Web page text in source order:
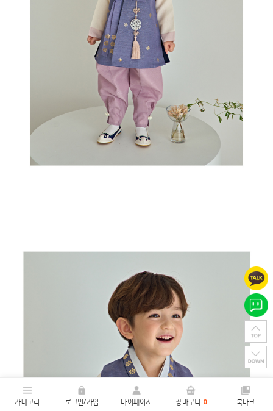
카테고리 로그인/가입 마이페이지 장바구니 0 북마크